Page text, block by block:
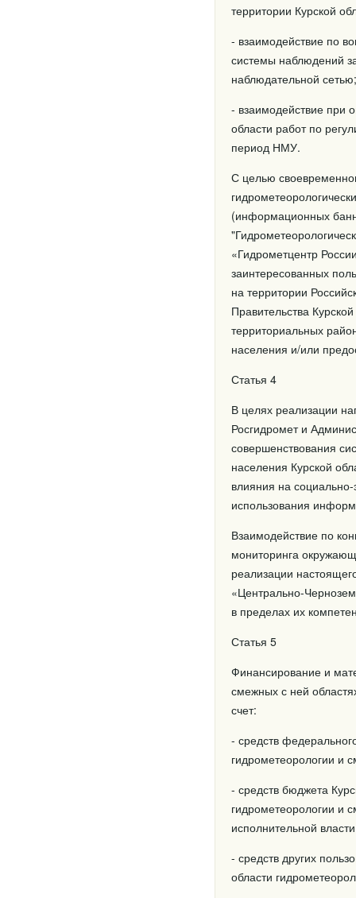
территории Курской
- взаимодействие по
системы наблюдений
наблюдательной сетью;
- взаимодействие при
области работ по
период НМУ.
С целью
(информационных
«Гидрометцентр
заинтересованных
на территории
Правительства
территориальных
населения и/или
Статья 4
В целях реализации
Росгидромет и
совершенствования
населения Курской
влияния на
использования
Взаимодействие по
мониторинга
реализации
«Центрально-
в пределах их
Статья 5
Финансирование и
смежных с ней
счет:
- средств
гидрометеорологии и
- средств бюджета
гидрометеорологии и
исполнительной
- средств других
области